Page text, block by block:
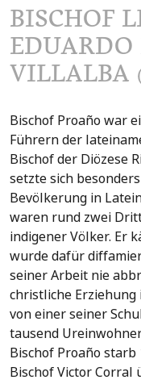
BISCHOF
EDUARDO
VILLALBA
Bischof Proaño war
Führern der
Bischof der Diözese
setzte sich
Bevölkerung in
waren rund zwei
indigener Völker. Er
wurde dafür
seiner Arbeit nie
christliche Erziehung
von einer seiner
tausend
Bischof Proaño
Bischof Victor Corral